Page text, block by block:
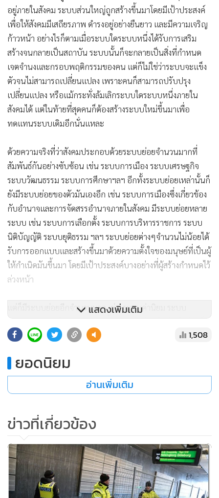
อยู่ภายในสังคม ระบบส่วนใหญ่ถูกสร้างขึ้นมาโดยมีเป้าประสงค์
เพื่อให้สังคมมีเสถียรภาพ ดำรงอยู่อย่างยืนยาว และมีความเจริญ
ก้าวหน้า อย่างไรก็ตามเมื่อระบบใดระบบหนึ่งได้รับการเสริม
สร้างจนกลายเป็นสถาบัน ระบบนั้นก็จะกลายเป็นสิ่งที่กำหนด
เจตจำนงและกรอบพฤติกรรมของคน แต่ก็ไม่ใช่ว่าระบบจะแข็ง
ตัวจนไม่สามารถเปลี่ยนแปลง เพราะคนก็สามารถปรับปรุง
เปลี่ยนแปลง หรือแม้กระทั่งล้มเลิกระบบใดระบบหนึ่งภายใน
สังคมได้ แต่ในท้ายที่สุดคนก็ต้องสร้างระบบใหม่ขึ้นมาเพื่อ
ทดแทนระบบเดิมอีกนั่นแหละ
ด้วยความจริงที่ว่าสังคมประกอบด้วยระบบย่อยจำนวนมากที่
สัมพันธ์กันอย่างซับซ้อน เช่น ระบบการเมือง ระบบเศรษฐกิจ
ระบบวัฒนธรรม ระบบการศึกษาฯลฯ อีกทั้งระบบย่อยเหล่านั้นก็
ยังมีระบบย่อยของตัวมันเองอีก เช่น ระบบการเมืองซึ่งเกี่ยวข้อง
กับอำนาจและการจัดสรรอำนาจภายในสังคม มีระบบย่อยหลาย
ระบบ เช่น ระบบการเลือกตั้ง ระบบการบริหารราชการ ระบบ
นิติบัญญัติ ระบบยุติธรรม ฯลฯ ระบบย่อยต่างๆจำนวนไม่น้อยได้
รับการออกแบบและสร้างขึ้นมาด้วยความตั้งใจของมนุษย์ที่เป็นผู้
ให้กำเนิดมันขึ้นมา โดยมีเป้าประสงค์บางอย่างที่ผู้สร้างกำหนดไว้
ล่วงหน้า
แต่ก็มีระบบย่อยอีกจำนวนมาก เช่น ระบบค่านิยม ระบบ
เศรษฐกิจ ระบบวัฒนธรรม เกิดขึ้นจากการมีปฏิสัมพันธ์อย่างเป็น
ไปเองของผู้คนในสังคม จึงทำให้คนจำนวนหนึ่งในสังคมอาจไม่
ไปจนดูเหมือนเป็นสิ่งธรรมดาที่ดำรงอยู่ในชีวิตประจำวัน แม้ว่า
บางคนตระหนักรู้ถึงการดำรงอยู่ของระบบเหล่านั้น แต่อาจไม่
เข้าใจกลไกการปฏิบัติงานภาพรวมของมัน หรืออาจเข้าใจเพียง
มีคนจำนวนมากไม่รู้ว่าพฤติกรรมและการกระทำของตนเองที่
แสดงออกมาตกอยู่ภายใต้อิทธิพลของระบบดังกล่าว ยังหลง
เข้าใจว่าพฤติกรรมและการกระทำเกิดจากเจตจำนงที่เป็นอิสระ
ของตนเองอย่างเดียว ในทางกลับกันก็มีคนจำนวนไม่น้อยที่ให้น้ำ
หนักกับอิทธิพลของระบบมากเสียจนกระทั่งเชื่ออย่างหมดจิต
แสดงเพิ่มเติม
1,508
ยอดนิยม
อ่านเพิ่มเติม
ข่าวที่เกี่ยวข้อง